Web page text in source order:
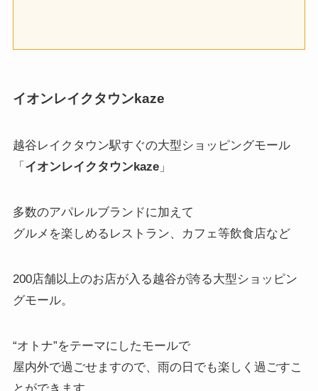
イオンレイクタウンkaze
越谷レイクタウン駅すぐの大型ショッピングモール
「 イオンレイクタウンkaze」
多数のアパレルブランドに加えて
グルメを楽しめるレストラン、カフェ等飲食店など
200店舗以上のお店が入る越谷が誇る大型ショッピン
グモール。
“オトナ”をテーマにしたモールで
屋内外で過ごせますので、雨の日でも楽しく過ごすこ